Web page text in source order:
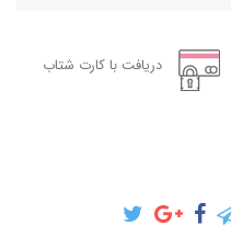
دریافت با کارت شتاب